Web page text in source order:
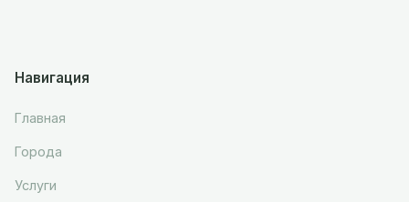
Навигация
Главная
Города
Услуги